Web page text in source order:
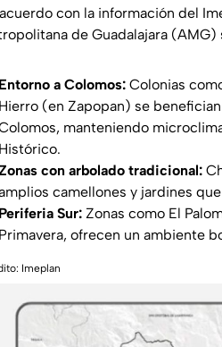
con la información del
de Guadalajara (AMG)
Entorno a Colomos: Colonias
Hierro (en Zapopan) se
manteniendo
Histórico.
con arbolado tradicional:
camellones y jardines
Periferia Sur: Zonas como El
Primavera, ofrecen un ambiente
Imeplan